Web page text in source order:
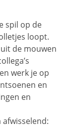
spil op de
loopt.
de mouwen
werk je op
en
en